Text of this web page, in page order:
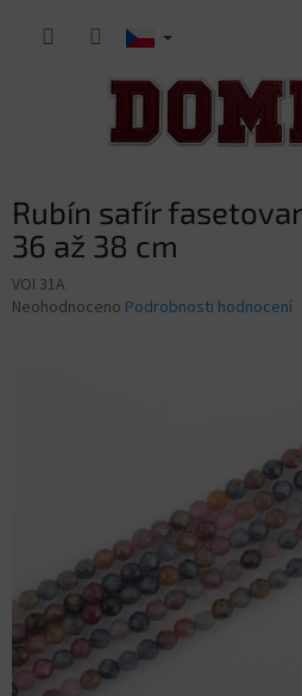
Rubín safír
36 až 38 cm
VOI 31A
Průměrné
Neohodnoceno Podrobnosti hodnocení